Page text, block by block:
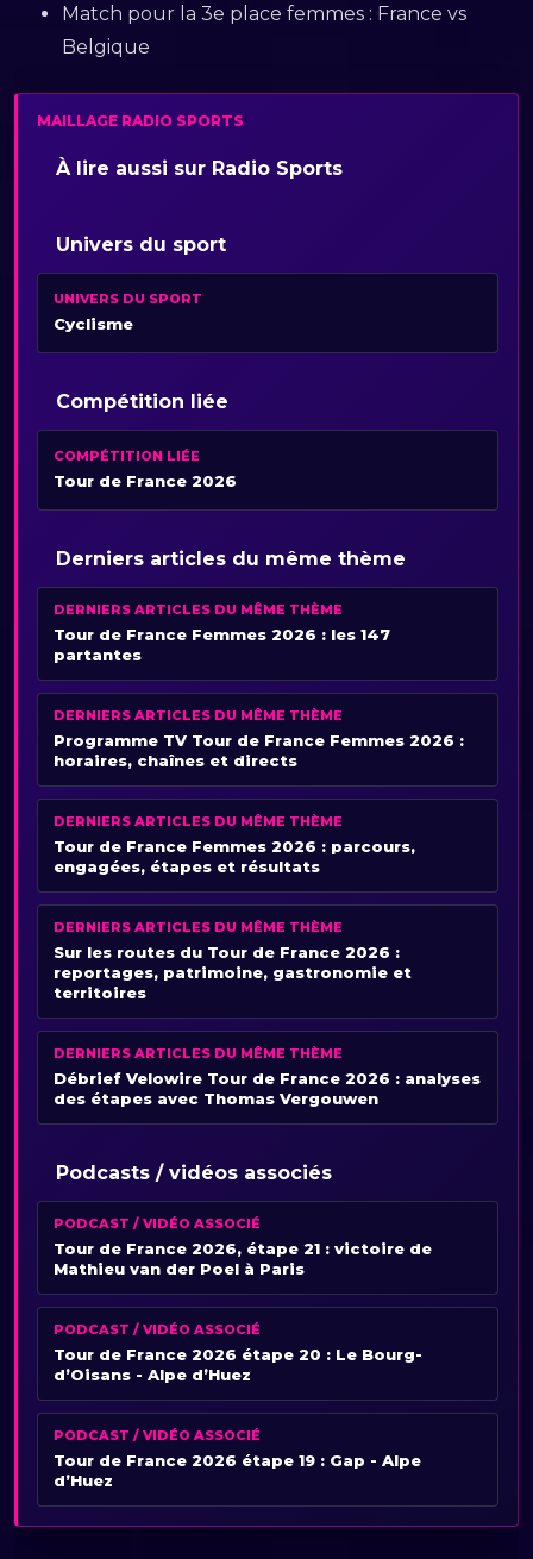
Match pour la 3e place femmes : France vs
Belgique
MAILLAGE RADIO SPORTS
À lire aussi sur Radio Sports
Univers du sport
UNIVERS DU SPORT
Cyclisme
Compétition liée
COMPÉTITION LIÉE
Tour de France 2026
Derniers articles du même thème
DERNIERS ARTICLES DU MÊME THÈME
Tour de France Femmes 2026 : les 147
partantes
DERNIERS ARTICLES DU MÊME THÈME
Programme TV Tour de France Femmes 2026 :
horaires, chaînes et directs
DERNIERS ARTICLES DU MÊME THÈME
Tour de France Femmes 2026 : parcours,
engagées, étapes et résultats
DERNIERS ARTICLES DU MÊME THÈME
Sur les routes du Tour de France 2026 :
reportages, patrimoine, gastronomie et
territoires
DERNIERS ARTICLES DU MÊME THÈME
Débrief Velowire Tour de France 2026 : analyses
des étapes avec Thomas Vergouwen
Podcasts / vidéos associés
PODCAST / VIDÉO ASSOCIÉ
Tour de France 2026, étape 21 : victoire de
Mathieu van der Poel à Paris
PODCAST / VIDÉO ASSOCIÉ
Tour de France 2026 étape 20 : Le Bourg-
d’Oisans - Alpe d’Huez
PODCAST / VIDÉO ASSOCIÉ
Tour de France 2026 étape 19 : Gap - Alpe
d’Huez